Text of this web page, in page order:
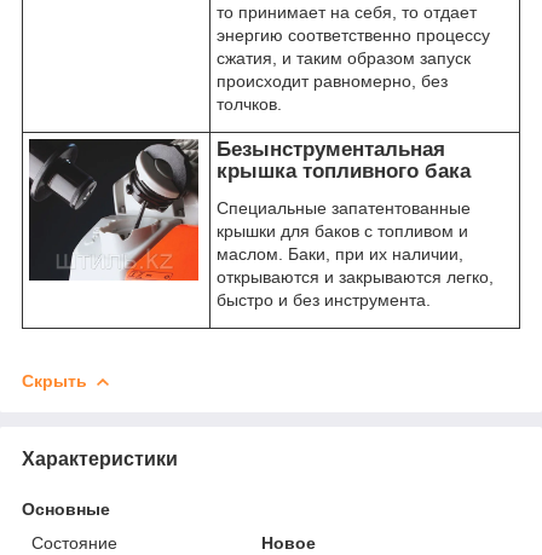
то принимает на себя, то отдает
энергию соответственно процессу
сжатия, и таким образом запуск
происходит равномерно, без
толчков.
Безынструментальная
крышка топливного бака
Специальные запатентованные
крышки для баков с топливом и
маслом. Баки, при их наличии,
открываются и закрываются легко,
быстро и без инструмента.
Скрыть
Характеристики
Основные
Состояние
Новое